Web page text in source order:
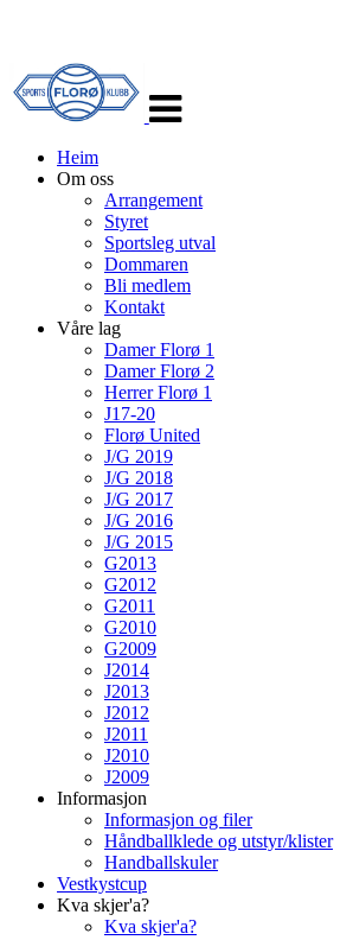
navigasjon
Heim
Om oss
Arrangement
Styret
Sportsleg utval
Dommaren
Bli medlem
Kontakt
Våre lag
Damer Florø 1
Damer Florø 2
Herrer Florø 1
J17-20
Florø United
J/G 2019
J/G 2018
J/G 2017
J/G 2016
J/G 2015
G2013
G2012
G2011
G2010
G2009
J2014
J2013
J2012
J2011
J2010
J2009
Informasjon
Informasjon og filer
Håndballklede og utstyr/klister
Handballskuler
Vestkystcup
Kva skjer'a?
Kva skjer'a?